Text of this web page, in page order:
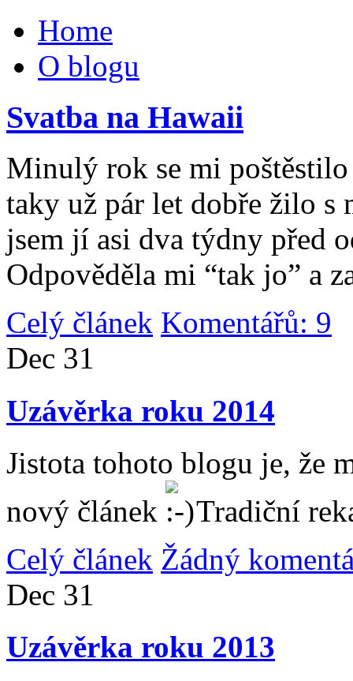
Home
O blogu
Svatba na Hawaii
Minulý rok se mi
taky už pár let dobře žilo
jsem jí asi dva týdny před
Odpověděla mi “tak jo” a
Celý článek Komentářů: 9
Dec 31
Uzávěrka roku 2014
Jistota tohoto blogu je, že
nový článek
Tradiční
Celý článek Žádný
Dec 31
Uzávěrka roku 2013